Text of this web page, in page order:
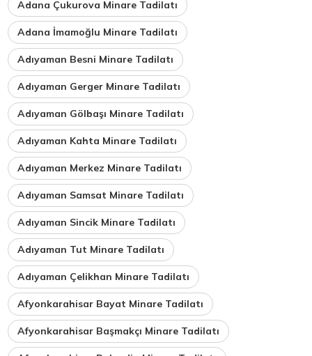
Adana Çukurova Minare Tadilatı
Adana İmamoğlu Minare Tadilatı
Adıyaman Besni Minare Tadilatı
Adıyaman Gerger Minare Tadilatı
Adıyaman Gölbaşı Minare Tadilatı
Adıyaman Kahta Minare Tadilatı
Adıyaman Merkez Minare Tadilatı
Adıyaman Samsat Minare Tadilatı
Adıyaman Sincik Minare Tadilatı
Adıyaman Tut Minare Tadilatı
Adıyaman Çelikhan Minare Tadilatı
Afyonkarahisar Bayat Minare Tadilatı
Afyonkarahisar Başmakçı Minare Tadilatı